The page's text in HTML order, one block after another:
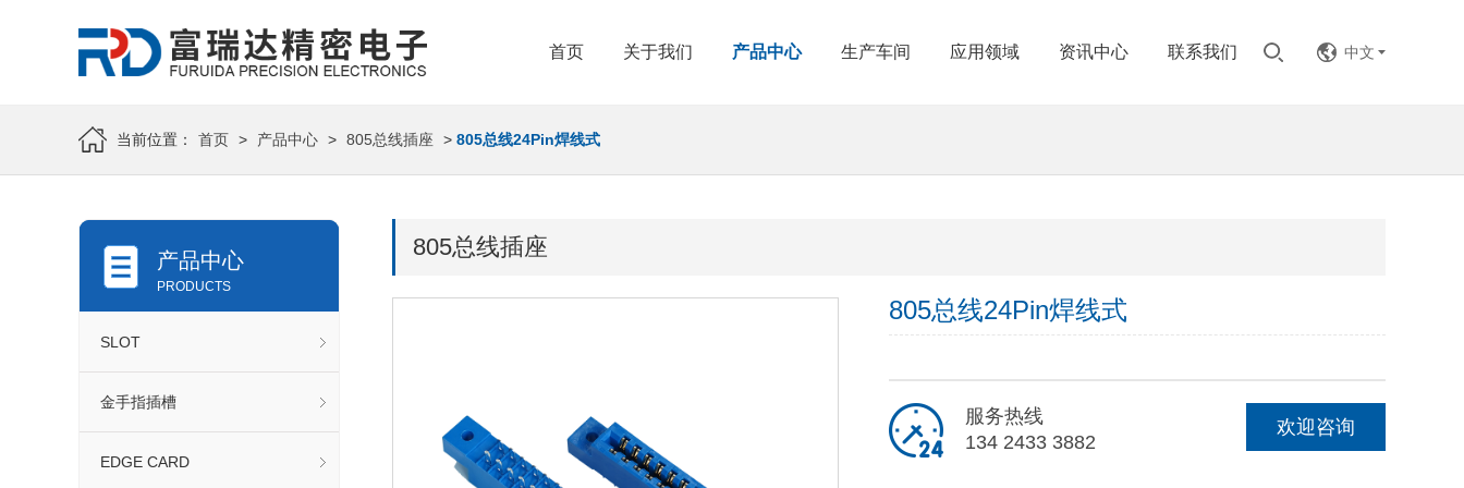
首页 关于我们 产品中心 生产车间 应用领域 资讯中心 联系我们 中文
当前位置： 首页 > 产品中心 > 805总线插座 > 805总线24Pin焊线式
产品中心
PRODUCTS
SLOT
金手指插槽
EDGE CARD
805总线插座
805总线24Pin焊线式
欢迎咨询
服务热线
134 2433 3882